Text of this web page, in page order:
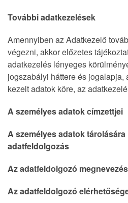
További adatkezelések
Amennyiben az Adatkezelő
végezni, akkor előzetes
adatkezelés lényeges
jogszabályi háttere és jogalapja,
kezelt adatok köre, az
A személyes adatok címzettjei
A személyes adatok
adatfeldolgozás
Az adatfeldolgozó
Az adatfeldolgozó